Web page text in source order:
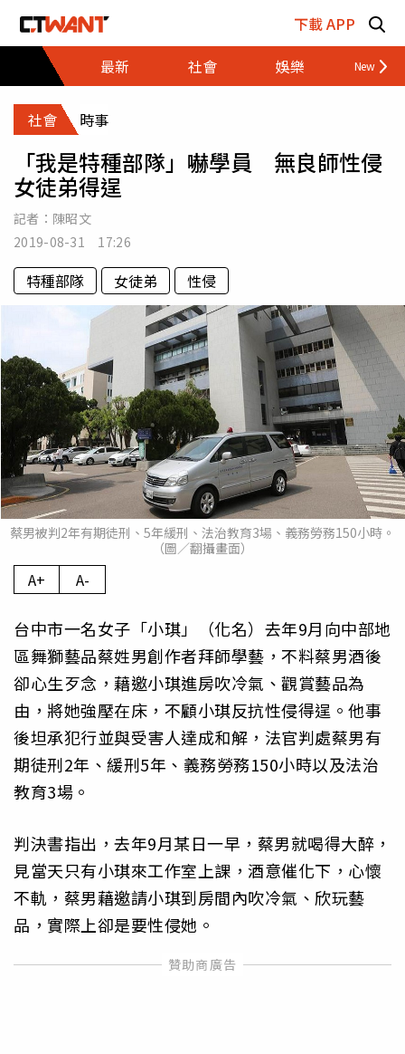
下載 APP
最新
社會 娛樂 財經
社會 時事
「我是特種部隊」嚇學員 無良師性侵
女徒弟得逞
記者： 陳昭文
2019-08-31 17:26
特種部隊 女徒弟 性侵
蔡男被判2年有期徒刑、5年緩刑、法治教育3場、義務勞務150小時。
（圖／翻攝畫面）
A+ A-
台中市一名女子「小琪」（化名）去年9月向中部地
區舞獅藝品蔡姓男創作者拜師學藝，不料蔡男酒後
卻心生歹念，藉邀小琪進房吹冷氣、觀賞藝品為
由，將她強壓在床，不顧小琪反抗性侵得逞。他事
後坦承犯行並與受害人達成和解，法官判處蔡男有
期徒刑2年、緩刑5年、義務勞務150小時以及法治
教育3場。
判決書指出，去年9月某日一早，蔡男就喝得大醉，
見當天只有小琪來工作室上課，酒意催化下，心懷
不軌，蔡男藉邀請小琪到房間內吹冷氣、欣玩藝
品，實際上卻是要性侵她。